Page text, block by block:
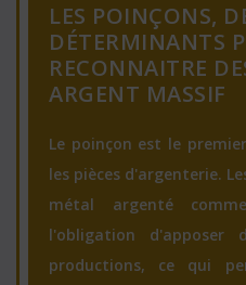
LES POINÇONS,
DÉTERMINANTS
RECONNAITRE
ARGENT MASSIF
Le poinçon est le
les pièces d'argenterie.
métal argenté
l'obligation d'apposer
productions, ce qui